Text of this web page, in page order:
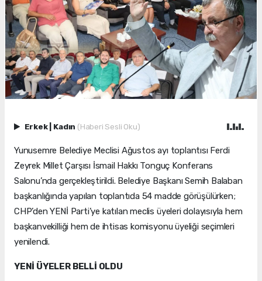
Erkek Kadın (Haberi Sesli Oku)
Yunusemre Belediye Meclisi Ağustos ayı toplantısı Ferdi
Zeyrek Millet Çarşısı İsmail Hakkı Tonguç Konferans
Salonu’nda gerçekleştirildi. Belediye Başkanı Semih Balaban
başkanlığında yapılan toplantıda 54 madde görüşülürken;
CHP’den YENİ Parti’ye katılan meclis üyeleri dolayısıyla hem
başkanvekilliği hem de ihtisas komisyonu üyeliği seçimleri
yenilendi.
YENİ ÜYELER BELLİ OLDU